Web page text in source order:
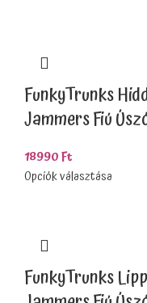
FunkyTrunks
Jammers Fiú
18990Ft
Opciók választása
FunkyTrunks